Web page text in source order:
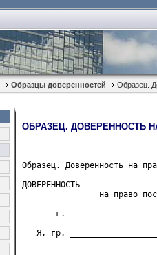
Образцы доверенностей Образец.
ОБРАЗЕЦ. ДОВЕРЕННОСТЬ
Образец. Доверенность на
ДОВЕРЕННОСТЬ
на право
г. _______________
Я, гр.